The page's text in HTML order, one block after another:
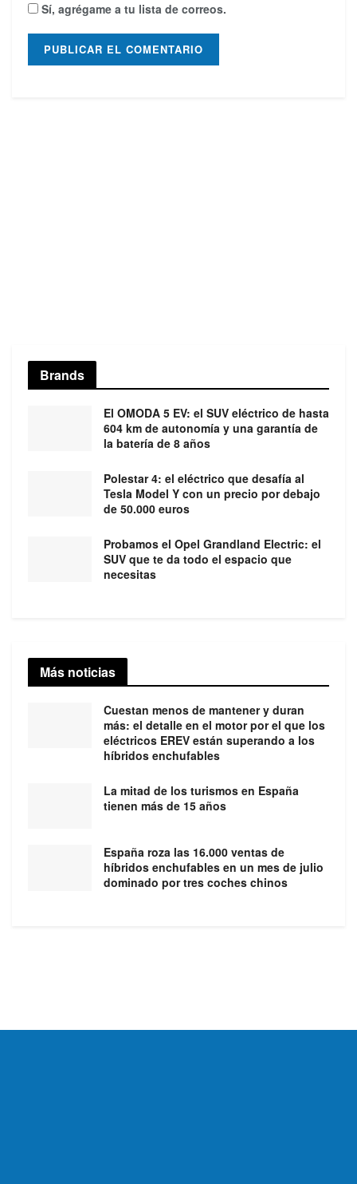
Sí, agrégame a tu lista de correos.
Brands
El OMODA 5 EV: el SUV eléctrico de hasta
604 km de autonomía y una garantía de
la batería de 8 años
Polestar 4: el eléctrico que desafía al
Tesla Model Y con un precio por debajo
de 50.000 euros
Probamos el Opel Grandland Electric: el
SUV que te da todo el espacio que
necesitas
Más noticias
Cuestan menos de mantener y duran
más: el detalle en el motor por el que los
eléctricos EREV están superando a los
híbridos enchufables
La mitad de los turismos en España
tienen más de 15 años
España roza las 16.000 ventas de
híbridos enchufables en un mes de julio
dominado por tres coches chinos